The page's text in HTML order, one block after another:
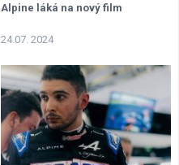
Alpine láká na nový film
24.07. 2024